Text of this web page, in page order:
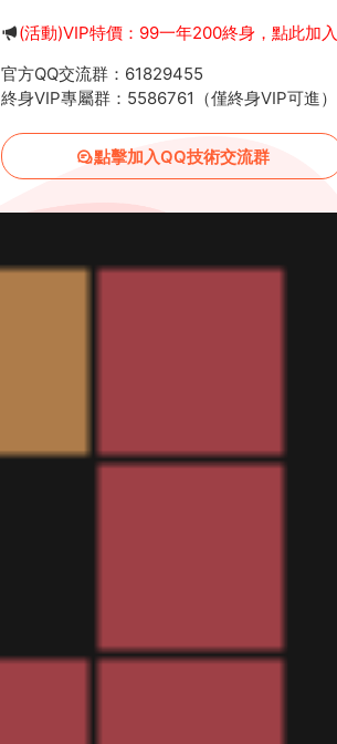
(活動)VIP特價：99一年200終身，點此加入
官方QQ交流群：61829455
終身VIP專屬群：5586761（僅終身VIP可進）
點擊加入QQ技術交流群